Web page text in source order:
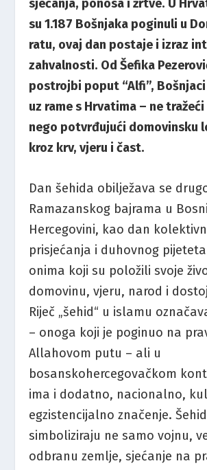
sjećanja, ponosa i žrtve. U
su 1.187 Bošnjaka poginuli u
ratu, ovaj dan postaje i izraz
zahvalnosti. Od Šefika
postrojbi poput “Alfi”,
uz rame s Hrvatima – ne
nego potvrđujući domovinsku
kroz krv, vjeru i čast.
Dan šehida obilježava se
Ramazanskog bajrama u
Hercegovini, kao dan
prisjećanja i duhovnog
onima koji su položili svoje
domovinu, vjeru, narod i
Riječ „šehid“ u islamu
– onoga koji je poginuo na
Allahovom putu – ali u
bosanskohercegovačkom
ima i dodatno, nacionalno,
egzistencijalno značenje.
simboliziraju ne samo vojnu,
odbranu zemlje, sjećanje na